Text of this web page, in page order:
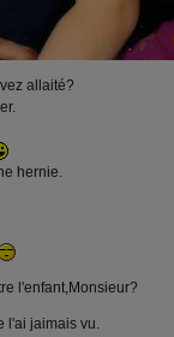
allaité?
hernie.
l'enfant,Monsieur?
l'ai jaimais vu.